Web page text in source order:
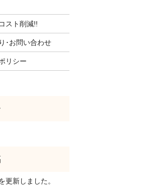
スト削減!!
･お問い合わせ
リシー
更新しました。